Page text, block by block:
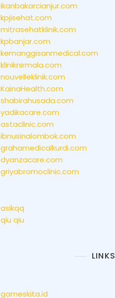
ikanbakarcianjur.com
kpjisehat.com
mitrasehatklinik.com
kpbanjar.com
kemanggisanmedical.com
kliniknirmala.com
nouvelleklinik.com
KainaHealth.com
shabirahusada.com
yadikacare.com
astaclinic.com
ibnusinalombok.com
grahamedicalkurdi.com
dyanzacare.com
griyabromoclinic.com
asikqq
qiu qiu
LINKS
gameskita.id